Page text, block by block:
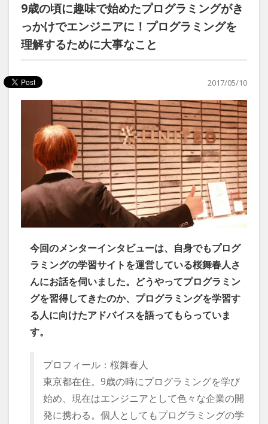
9歳の頃に趣味で始めたプログラミングがき
っかけでエンジニアに！プログラミングを
理解するために大事なこと
2017/05/10
今回のメンターインタビューは、自身でもプログ
ラミングの学習サイトを運営している桜舞春人さ
んにお話を伺いました。どうやってプログラミン
グを習得してきたのか、プログラミングを学習す
る人に向けたアドバイスを語ってもらっていま
す。
プロフィール：桜舞春人
東京都在住。9歳の時にプログラミングを学び
始め、現在はエンジニアとして色々な企業の開
発に携わる。個人としてもプログラミングの学